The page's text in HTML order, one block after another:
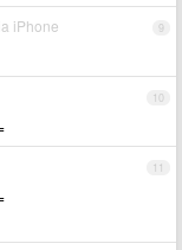
9
iPhone
10
11